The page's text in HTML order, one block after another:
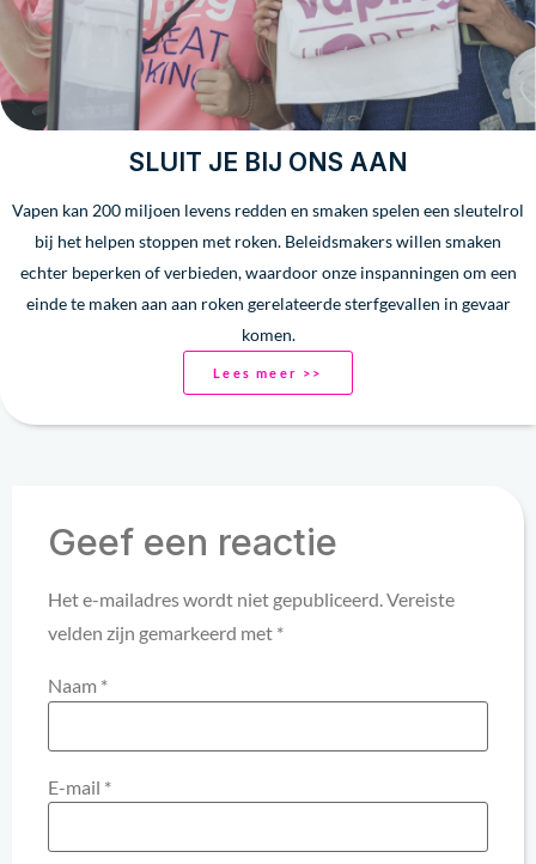
SLUIT JE BIJ ONS AAN
Vapen kan 200 miljoen levens redden en smaken spelen een sleutelrol
bij het helpen stoppen met roken. Beleidsmakers willen smaken
echter beperken of verbieden, waardoor onze inspanningen om een
einde te maken aan aan roken gerelateerde sterfgevallen in gevaar
komen.
Lees meer >>
Geef een reactie
Het e-mailadres wordt niet gepubliceerd.Vereiste
velden zijn gemarkeerd met *
Naam *
E-mail *